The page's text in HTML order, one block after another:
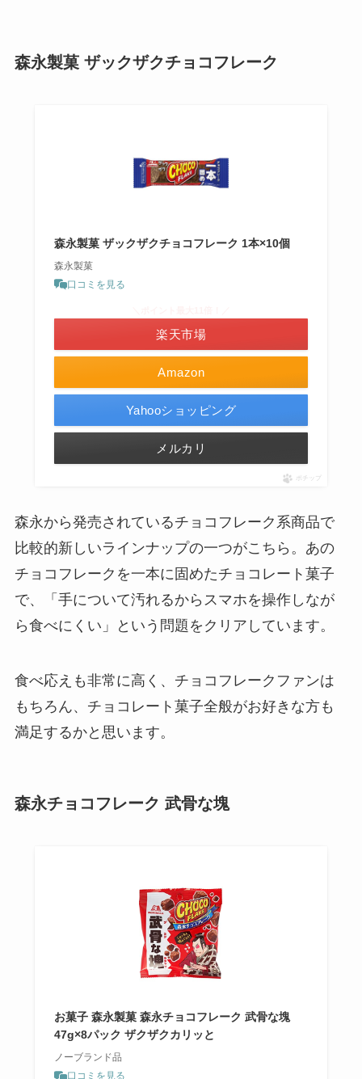
森永製菓 ザックザクチョコフレーク
森永製菓 ザックザクチョコフレーク 1本×10個
森永製菓
口コミを見る
Amazon
楽天市場
Yahooショッピング
メルカリ
ポチップ
森永から発売されているチョコフレーク系商品で
比較的新しいラインナップの一つがこちら。あの
チョコフレークを一本に固めたチョコレート菓子
で、「手について汚れるからスマホを操作しなが
ら食べにくい」という問題をクリアしています。
食べ応えも非常に高く、チョコフレークファンは
もちろん、チョコレート菓子全般がお好きな方も
満足するかと思います。
森永チョコフレーク 武骨な塊
お菓子 森永製菓 森永チョコフレーク 武骨な塊
47g×8パック ザクザクカリッと
ノーブランド品
口コミを見る